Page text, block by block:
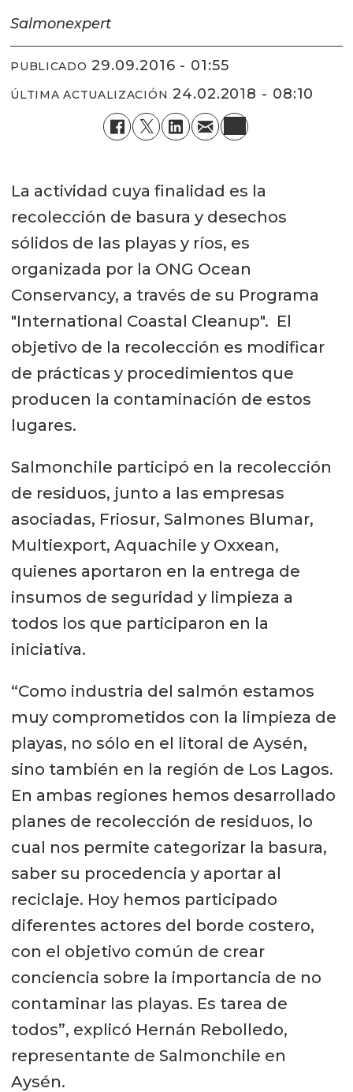
Salmonexpert
PUBLICADO 29.09.2016 - 01:55
ÚLTIMA ACTUALIZACIÓN 24.02.2018 - 08:10
La actividad cuya finalidad es la
recolección de basura y desechos
sólidos de las playas y ríos, es
organizada por la ONG Ocean
Conservancy, a través de su Programa
"International Coastal Cleanup". El
objetivo de la recolección es modificar
de prácticas y procedimientos que
producen la contaminación de estos
lugares.
Salmonchile participó en la recolección
de residuos, junto a las empresas
asociadas, Friosur, Salmones Blumar,
Multiexport, Aquachile y Oxxean,
quienes aportaron en la entrega de
insumos de seguridad y limpieza a
todos los que participaron en la
iniciativa.
“Como industria del salmón estamos
muy comprometidos con la limpieza de
playas, no sólo en el litoral de Aysén,
sino también en la región de Los Lagos.
En ambas regiones hemos desarrollado
planes de recolección de residuos, lo
cual nos permite categorizar la basura,
saber su procedencia y aportar al
reciclaje. Hoy hemos participado
diferentes actores del borde costero,
con el objetivo común de crear
conciencia sobre la importancia de no
contaminar las playas. Es tarea de
todos”, explicó Hernán Rebolledo,
representante de Salmonchile en
Aysén.